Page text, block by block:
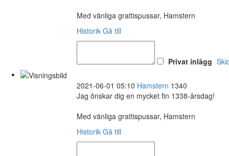
Med vänliga grattispussar, Hamstern
Historik Gå till
Privat inlägg
2021-06-01 05:10 Hamstern 1340
Jag önskar dig en mycket fin 1338-årsdag!
Med vänliga grattispussar, Hamstern
Historik Gå till